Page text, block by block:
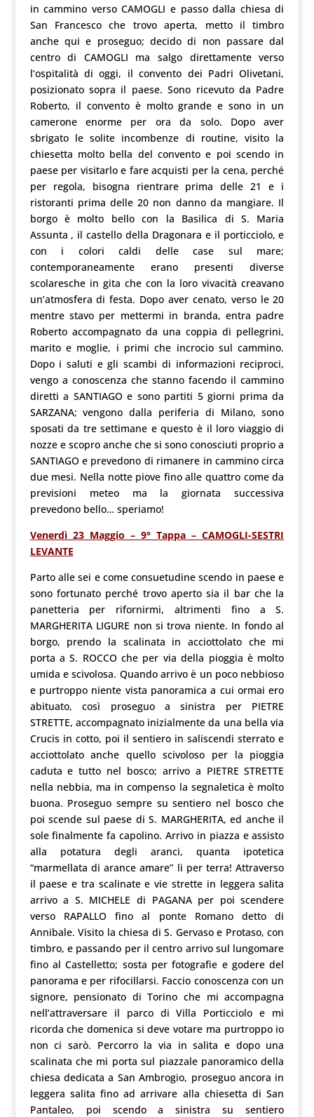
in cammino verso CAMOGLI e passo dalla chiesa di
San Francesco che trovo aperta, metto il timbro
anche qui e proseguo; decido di non passare dal
centro di CAMOGLI ma salgo direttamente verso
l’ospitalità di oggi, il convento dei Padri Olivetani,
posizionato sopra il paese. Sono ricevuto da Padre
Roberto, il convento è molto grande e sono in un
camerone enorme per ora da solo. Dopo aver
sbrigato le solite incombenze di routine, visito la
chiesetta molto bella del convento e poi scendo in
paese per visitarlo e fare acquisti per la cena, perché
per regola, bisogna rientrare prima delle 21 e i
ristoranti prima delle 20 non danno da mangiare. Il
borgo è molto bello con la Basilica di S. Maria
Assunta , il castello della Dragonara e il porticciolo, e
con i colori caldi delle case sul mare;
contemporaneamente erano presenti diverse
scolaresche in gita che con la loro vivacità creavano
un’atmosfera di festa. Dopo aver cenato, verso le 20
mentre stavo per mettermi in branda, entra padre
Roberto accompagnato da una coppia di pellegrini,
marito e moglie, i primi che incrocio sul cammino.
Dopo i saluti e gli scambi di informazioni reciproci,
vengo a conoscenza che stanno facendo il cammino
diretti a SANTIAGO e sono partiti 5 giorni prima da
SARZANA; vengono dalla periferia di Milano, sono
sposati da tre settimane e questo è il loro viaggio di
nozze e scopro anche che si sono conosciuti proprio a
SANTIAGO e prevedono di rimanere in cammino circa
due mesi. Nella notte piove fino alle quattro come da
previsioni meteo ma la giornata successiva
prevedono bello… speriamo!
Venerdì 23 Maggio – 9° Tappa – CAMOGLI-SESTRI
LEVANTE
Parto alle sei e come consuetudine scendo in paese e
sono fortunato perché trovo aperto sia il bar che la
panetteria per rifornirmi, altrimenti fino a S.
MARGHERITA LIGURE non si trova niente. In fondo al
borgo, prendo la scalinata in acciottolato che mi
porta a S. ROCCO che per via della pioggia è molto
umida e scivolosa. Quando arrivo è un poco nebbioso
e purtroppo niente vista panoramica a cui ormai ero
abituato, così proseguo a sinistra per PIETRE
STRETTE, accompagnato inizialmente da una bella via
Crucis in cotto, poi il sentiero in saliscendi sterrato e
acciottolato anche quello scivoloso per la pioggia
caduta e tutto nel bosco; arrivo a PIETRE STRETTE
nella nebbia, ma in compenso la segnaletica è molto
buona. Proseguo sempre su sentiero nel bosco che
poi scende sul paese di S. MARGHERITA, ed anche il
sole finalmente fa capolino. Arrivo in piazza e assisto
alla potatura degli aranci, quanta ipotetica
“marmellata di arance amare” li per terra! Attraverso
il paese e tra scalinate e vie strette in leggera salita
arrivo a S. MICHELE di PAGANA per poi scendere
verso RAPALLO fino al ponte Romano detto di
Annibale. Visito la chiesa di S. Gervaso e Protaso, con
timbro, e passando per il centro arrivo sul lungomare
fino al Castelletto; sosta per fotografie e godere del
panorama e per rifocillarsi. Faccio conoscenza con un
signore, pensionato di Torino che mi accompagna
nell’attraversare il parco di Villa Porticciolo e mi
ricorda che domenica si deve votare ma purtroppo io
non ci sarò. Percorro la via in salita e dopo una
scalinata che mi porta sul piazzale panoramico della
chiesa dedicata a San Ambrogio, proseguo ancora in
leggera salita fino ad arrivare alla chiesetta di San
Pantaleo, poi scendo a sinistra su sentiero